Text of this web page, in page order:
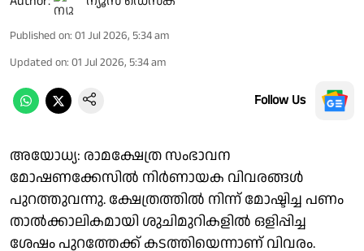
Published on: 01 Jul 2026, 5:34 am
Updated on: 01 Jul 2026, 5:34 am
Follow Us
അയോധ്യ: രാമക്ഷേത്ര സംഭാവന
മോഷണക്കേസിൽ നിർണായക വിവരങ്ങൾ
പുറത്തുവന്നു. ക്ഷേത്രത്തിൽ നിന്ന് മോഷ്ടിച്ച പണം
താൽക്കാലികമായി ശുചിമുറികളിൽ ഒളിപ്പിച്ച
ശേഷം പുറത്തേക്ക് കടത്തിയെന്നാണ് വിവരം.